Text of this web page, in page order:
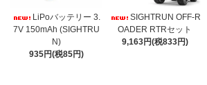
LiPoバッテリー 3.
7V 150mAh (SIGHTRU
N)
935円(税85円)
SIGHTRUN OFF-R
OADER RTRセット
9,163円(税833円)